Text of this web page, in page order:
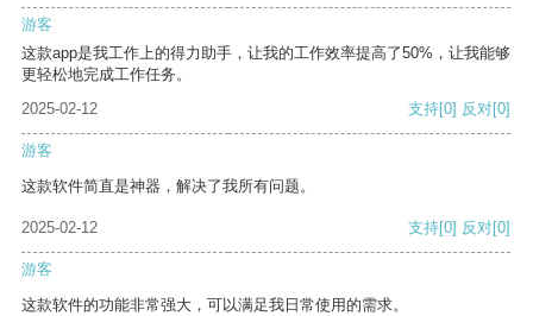
游客
这款app是我工作上的得力助手，让我的工作效率提高了50%，让我能够
更轻松地完成工作任务。
2025-02-12
支持[0] 反对[0]
游客
这款软件简直是神器，解决了我所有问题。
2025-02-12 支持[0] 反对[0]
游客
这款软件的功能非常强大，可以满足我日常使用的需求。